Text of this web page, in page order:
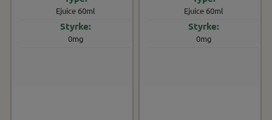
Ejuice 60ml
0mg
Ejuice 60ml
0mg